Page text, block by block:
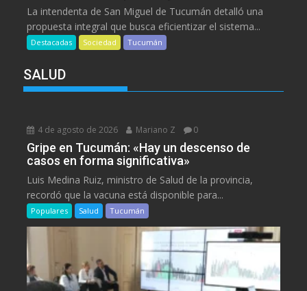
La intendenta de San Miguel de Tucumán detalló una
propuesta integral que busca eficientizar el sistema...
Destacadas Sociedad Tucumán
SALUD
4 de agosto de 2026 Mariano Z 0
Gripe en Tucumán: «Hay un descenso de
casos en forma significativa»
Luis Medina Ruiz, ministro de Salud de la provincia,
recordó que la vacuna está disponible para...
Populares Salud Tucumán